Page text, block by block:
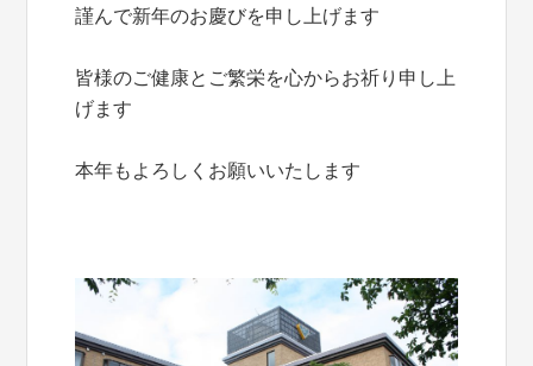
謹んで新年のお慶びを申し上げます
皆様のご健康とご繁栄を心からお祈り申し上
げます
本年もよろしくお願いいたします